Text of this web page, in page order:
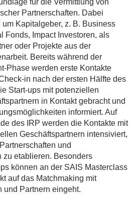
für die Vermittlung von
Partnerschaften. Dabei
Kapitalgeber, z. B. Business
Fonds, Impact Investoren, als
oder Projekte aus der
Bereits während der
Phase werden erste Kontakte
in nach der ersten Hälfte des
Start-ups mit potenziellen
in Kontakt gebracht und
informiert. Auf
des IRP werden die Kontakte mit
Geschäftspartnern intensiviert,
und
zu etablieren. Besonders
können an der SAIS Masterclass
auf das Matchmaking mit
und Partnern eingeht.